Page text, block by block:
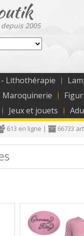
2005
Lithothérapie
Maroquinerie
Jeux et jouets
613 en ligne | 66733